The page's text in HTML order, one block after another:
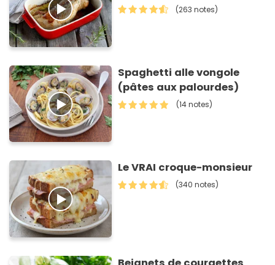
(263 notes)
Spaghetti alle vongole
(pâtes aux palourdes)
(14 notes)
Le VRAI croque-monsieur
(340 notes)